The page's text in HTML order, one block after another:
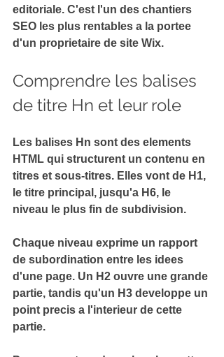
editoriale. C'est l'un des chantiers
SEO les plus rentables a la portee
d'un proprietaire de site Wix.
Comprendre les balises
de titre Hn et leur role
Les balises Hn sont des elements
HTML qui structurent un contenu en
titres et sous-titres. Elles vont de H1,
le titre principal, jusqu'a H6, le
niveau le plus fin de subdivision.
Chaque niveau exprime un rapport
de subordination entre les idees
d'une page. Un H2 ouvre une grande
partie, tandis qu'un H3 developpe un
point precis a l'interieur de cette
partie.